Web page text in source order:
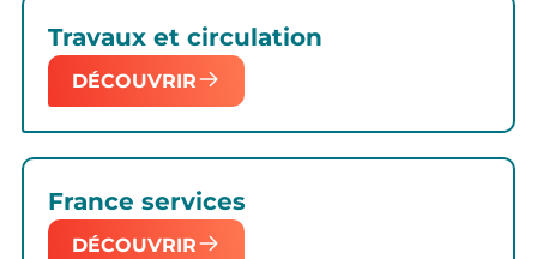
Travaux et circulation
DÉCOUVRIR
France services
DÉCOUVRIR